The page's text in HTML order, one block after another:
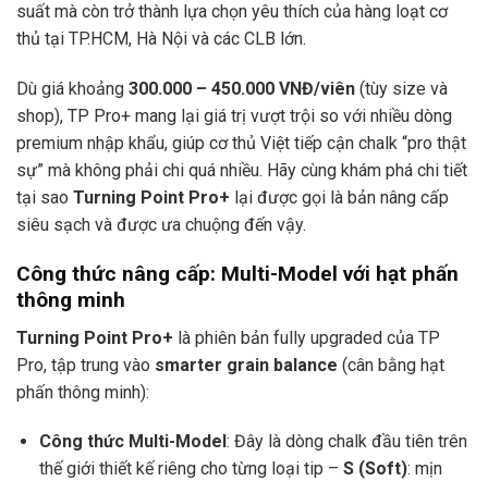
suất mà còn trở thành lựa chọn yêu thích của hàng loạt cơ
thủ tại TP.HCM, Hà Nội và các CLB lớn.
Dù giá khoảng 300.000 – 450.000 VNĐ/viên (tùy size và
shop), TP Pro+ mang lại giá trị vượt trội so với nhiều dòng
premium nhập khẩu, giúp cơ thủ Việt tiếp cận chalk “pro thật
sự” mà không phải chi quá nhiều. Hãy cùng khám phá chi tiết
tại sao Turning Point Pro+ lại được gọi là bản nâng cấp
siêu sạch và được ưa chuộng đến vậy.
Công thức nâng cấp: Multi-Model với hạt phấn
thông minh
Turning Point Pro+ là phiên bản fully upgraded của TP
Pro, tập trung vào smarter grain balance (cân bằng hạt
phấn thông minh):
Công thức Multi-Model : Đây là dòng chalk đầu tiên trên
thế giới thiết kế riêng cho từng loại tip – S (Soft): mịn